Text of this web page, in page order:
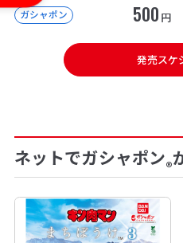
ガシャポン 500 円
発売スケ
ネットでガシャポン®